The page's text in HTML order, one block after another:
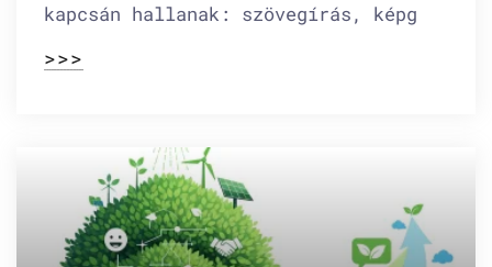
kapcsán hallanak: szövegírás, képg
>>>